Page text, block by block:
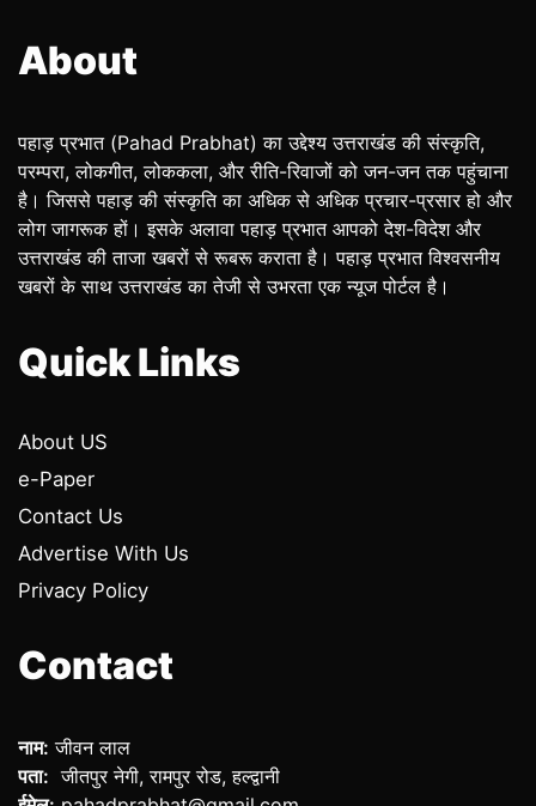
About
पहाड़ प्रभात (Pahad Prabhat) का उद्देश्य उत्तराखंड की संस्कृति,
परम्परा, लोकगीत, लोककला, और रीति-रिवाजों को जन-जन तक पहुंचाना
है। जिससे पहाड़ की संस्कृति का अधिक से अधिक प्रचार-प्रसार हो और
लोग जागरूक हों। इसके अलावा पहाड़ प्रभात आपको देश-विदेश और
उत्तराखंड की ताजा खबरों से रूबरू कराता है। पहाड़ प्रभात विश्वसनीय
खबरों के साथ उत्तराखंड का तेजी से उभरता एक न्यूज पोर्टल है।
Quick Links
About US
e-Paper
Contact Us
Advertise With Us
Privacy Policy
Contact
नाम: जीवन लाल
पता: जीतपुर नेगी, रामपुर रोड, हल्द्वानी